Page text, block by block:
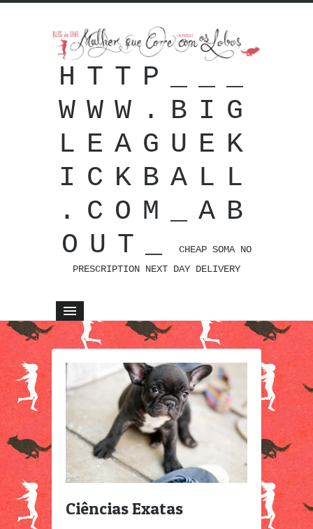
HTTP___
WWW.BIG
LEAGUEK
ICKBALL
.COM_AB
OUT_
CHEAP SOMA NO
PRESCRIPTION NEXT DAY DELIVERY
Ciências Exatas